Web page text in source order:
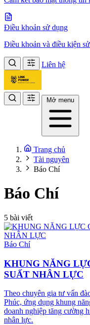
Điều khoản sử dụng
Điều khoản và điều kiện
Liên hệ
Mở menu
Trang chủ
Tài nguyên
Báo Chí
Báo Chí
5 bài viết
Báo Chí
KHUNG NĂNG
SUẤT NHÂN LỰC
Theo chuyên gia tư vấn
Phúc, ứng dụng khung
doanh nghiệp tăng cường
nhân lực.